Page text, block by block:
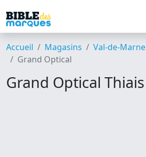
Accueil Magasins Val-de-Marne
Grand Optical
Grand Optical Thiais